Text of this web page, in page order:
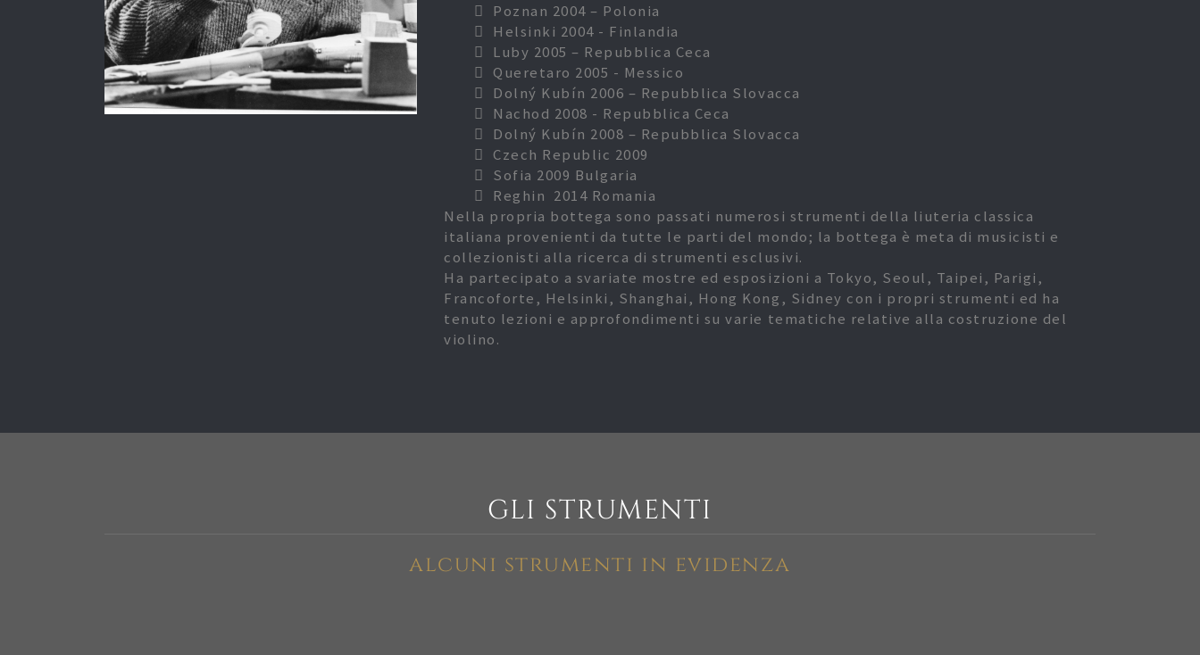
Poznan 2004 – Polonia
Helsinki 2004 - Finlandia
Luby 2005 – Repubblica Ceca
Queretaro 2005 - Messico
Dolný Kubín 2006 – Repubblica Slovacca
Nachod 2008 - Repubblica Ceca
Dolný Kubín 2008 – Repubblica Slovacca
Czech Republic 2009
Sofia 2009 Bulgaria
Reghin 2014 Romania
Nella propria bottega sono passati numerosi strumenti della liuteria classica
italiana provenienti da tutte le parti del mondo; la bottega è meta di musicisti e
collezionisti alla ricerca di strumenti esclusivi.
Ha partecipato a svariate mostre ed esposizioni a Tokyo, Seoul, Taipei, Parigi,
Francoforte, Helsinki, Shanghai, Hong Kong, Sidney con i propri strumenti ed ha
tenuto lezioni e approfondimenti su varie tematiche relative alla costruzione del
violino.
GLI STRUMENTI
alcuni strumenti in evidenza